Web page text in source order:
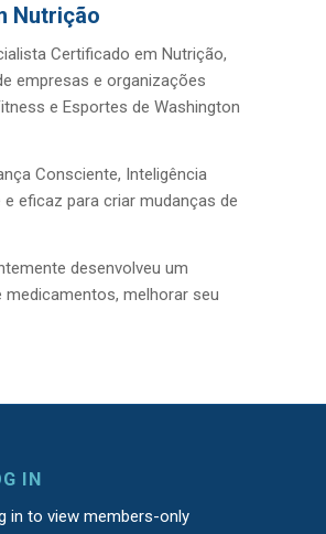
Nutrição
Certificado em Nutrição,
empresas e organizações
e Esportes de Washington
Consciente, Inteligência
eficaz para criar mudanças de
desenvolveu um
melhorar seu
IN
in to view members-only